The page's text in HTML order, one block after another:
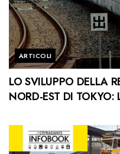
ARTICOLI
LO SVILUPPO DELLA
NORD-EST DI TOKYO: